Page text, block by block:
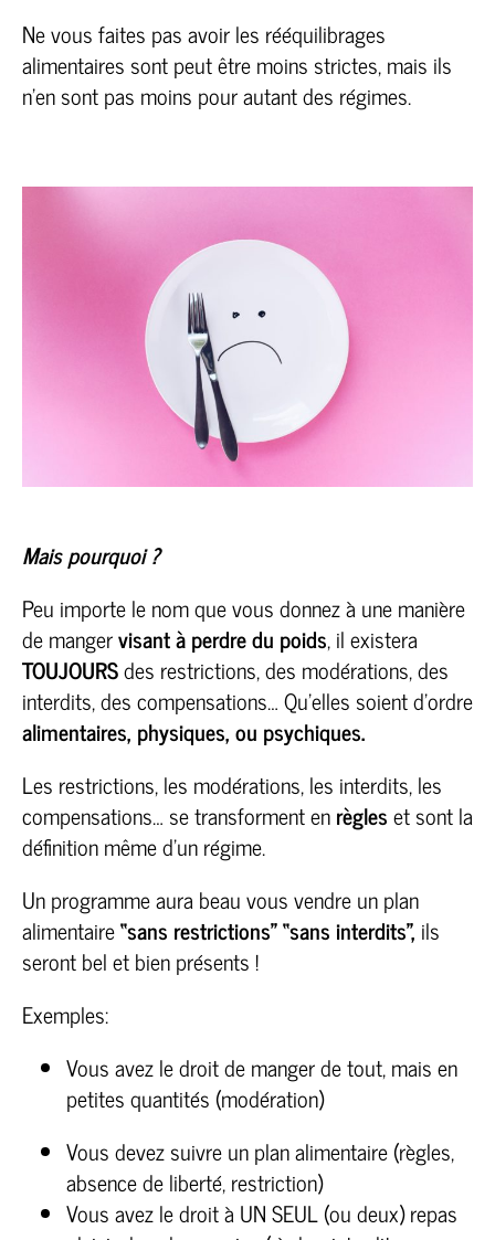
Ne vous faites pas avoir les rééquilibrages
alimentaires sont peut être moins strictes, mais ils
n’en sont pas moins pour autant des régimes.
Mais pourquoi ?
Peu importe le nom que vous donnez à une manière
de mangervisant à perdre du poids, il existera
TOUJOURSdes restrictions, des modérations, des
interdits, des compensations… Qu’elles soient d’ordre
alimentaires, physiques, ou psychiques.
Les restrictions, les modérations, les interdits, les
compensations… se transforment enrègleset sont la
définition même d’un régime.
Un programme aura beau vous vendre un plan
alimentaire“sans restrictions” “sans interdits”, ils
seront bel et bien présents !
Exemples:
Vous avez le droit de manger de tout, mais en
petites quantités (modération)
Vous devez suivre un plan alimentaire (règles,
absence de liberté, restriction)
Vous avez le droit à UN SEUL (ou deux) repas